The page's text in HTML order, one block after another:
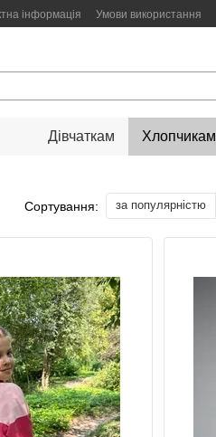
інформація Умови використання
Дівчаткам Хлопчикам
Сортування: за популярністю